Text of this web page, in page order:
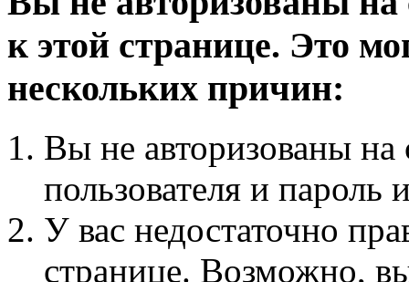
к этой странице. Это
нескольких причин:
Вы не авторизованы на
пользователя и пароль
У вас недостаточно
странице. Возможно,